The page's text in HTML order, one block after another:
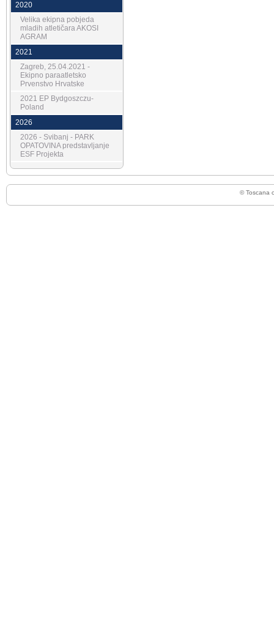
2020
Velika ekipna pobjeda
mladih atletičara AKOSI
AGRAM
2021
Zagreb, 25.04.2021 -
Ekipno paraatletsko
Prvenstvo Hrvatske
2021 EP Bydgoszczu-
Poland
2026
2026 - Svibanj - PARK
OPATOVINA predstavljanje
ESF Projekta
© Toscana